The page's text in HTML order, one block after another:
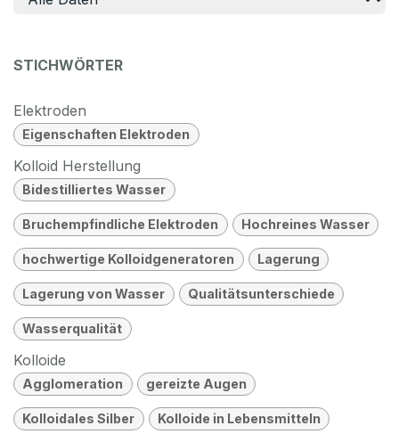
STICHWÖRTER
Elektroden
Eigenschaften Elektroden
Kolloid Herstellung
Bidestilliertes Wasser
Bruchempfindliche Elektroden Hochreines Wasser
hochwertige Kolloidgeneratoren Lagerung
Lagerung von Wasser Qualitätsunterschiede
Wasserqualität
Kolloide
Agglomeration gereizte Augen
Kolloidales Silber Kolloide in Lebensmitteln